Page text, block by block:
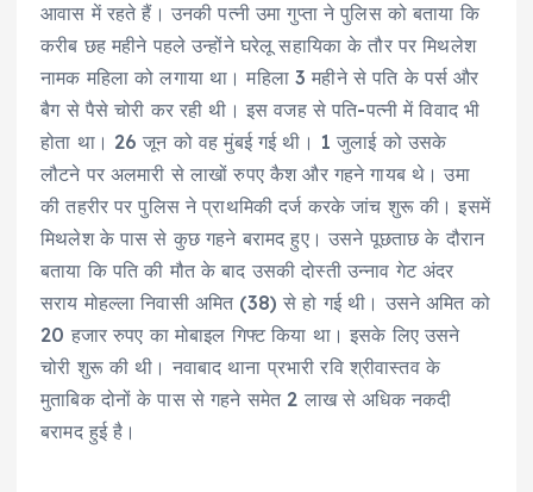
आवास में रहते हैं। उनकी पत्नी उमा गुप्ता ने पुलिस को बताया कि
करीब छह महीने पहले उन्होंने घरेलू सहायिका के तौर पर मिथलेश
नामक महिला को लगाया था। महिला 3 महीने से पति के पर्स और
बैग से पैसे चोरी कर रही थी। इस वजह से पति-पत्नी में विवाद भी
होता था। 26 जून को वह मुंबई गई थी। 1 जुलाई को उसके
लौटने पर अलमारी से लाखों रुपए कैश और गहने गायब थे। उमा
की तहरीर पर पुलिस ने प्राथमिकी दर्ज करके जांच शुरू की। इसमें
मिथलेश के पास से कुछ गहने बरामद हुए। उसने पूछताछ के दौरान
बताया कि पति की मौत के बाद उसकी दोस्ती उन्नाव गेट अंदर
सराय मोहल्ला निवासी अमित (38) से हो गई थी। उसने अमित को
20 हजार रुपए का मोबाइल गिफ्ट किया था। इसके लिए उसने
चोरी शुरू की थी। नवाबाद थाना प्रभारी रवि श्रीवास्तव के
मुताबिक दोनों के पास से गहने समेत 2 लाख से अधिक नकदी
बरामद हुई है।